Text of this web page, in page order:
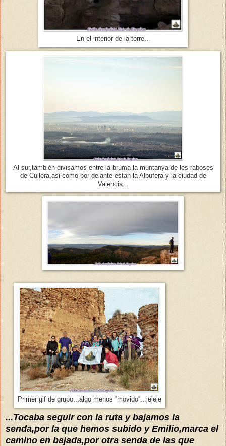
En el interior de la torre...
Al sur,también divisamos entre la bruma la muntanya de les raboses
de Cullera,asi como por delante estan la Albufera y la ciudad de
Valencia...
Primer gif de grupo...algo menos ''movido''...jejeje
...Tocaba seguir con la ruta y bajamos la
senda,por la que hemos subido y Emilio,marca el
camino en bajada,por otra senda de las que